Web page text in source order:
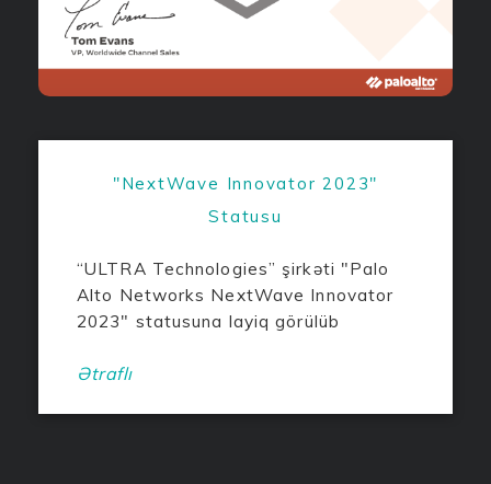
"NextWave Innovator 2023"
Statusu
“ULTRA Technologies” şirkəti "Palo
Alto Networks NextWave Innovator
2023" statusuna layiq görülüb
Ətraflı